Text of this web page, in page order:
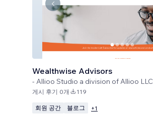
Wealthwise Advisors
- Allioo Studio a division of Allioo LLC
게시 후기 0개 119
회원 공간 블로그 +1